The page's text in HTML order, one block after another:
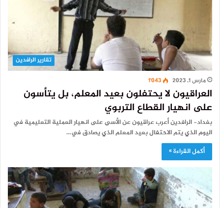
تقارير الرافدين
مارس 1, 2023
1٬043
العراقيون لا يحتفلون بعيد المعلم، بل يتأسون
على انهيار القطاع التربوي
بغداد- الرافدين أعرب عراقيون عن الأسى على انهيار العملية التعليمية في
اليوم الذي يتم الاحتفال بعيد المعلم الذي يصادق في…
أكمل القراءة »